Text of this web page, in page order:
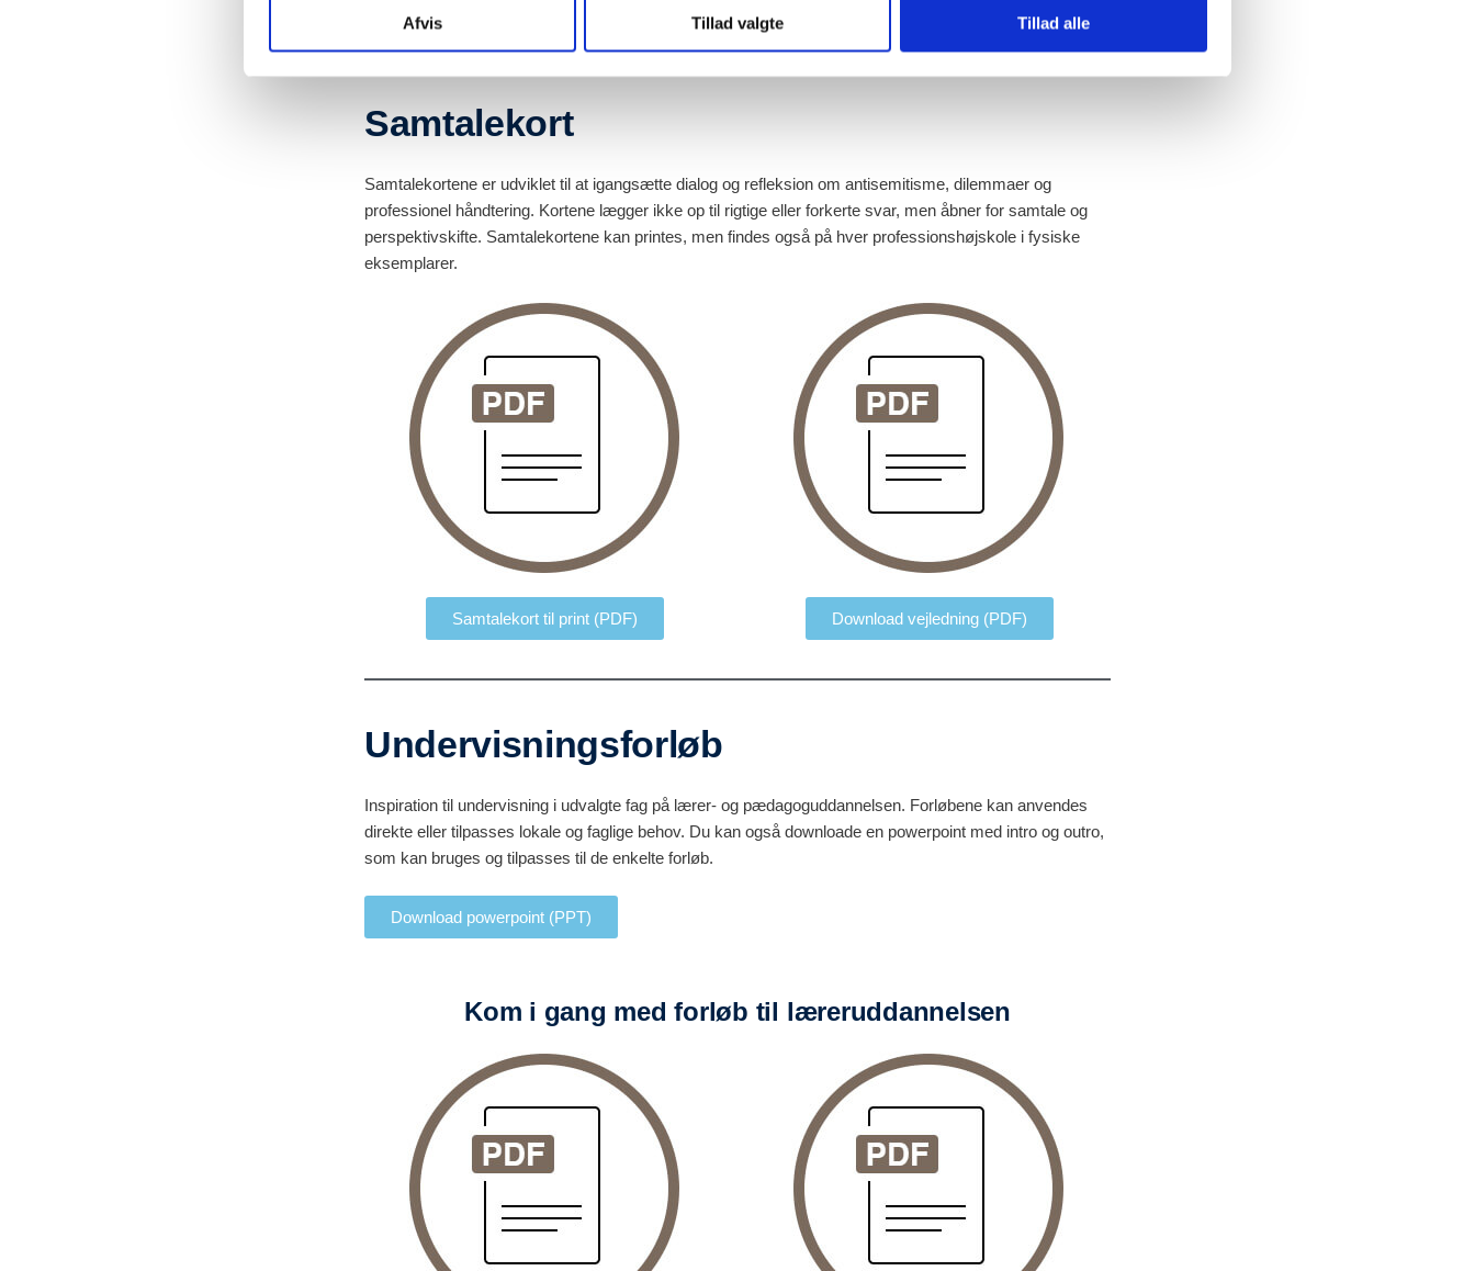
Afvis Tillad valgte Tillad alle
Samtalekort
Samtalekortene er udviklet til at igangsætte dialog og refleksion om antisemitisme, dilemmaer og
professionel håndtering. Kortene lægger ikke op til rigtige eller forkerte svar, men åbner for samtale og
perspektivskifte. Samtalekortene kan printes, men findes også på hver professionshøjskole i fysiske
eksemplarer.
Samtalekort til print (PDF) Download vejledning (PDF)
Undervisningsforløb
Inspiration til undervisning i udvalgte fag på lærer- og pædagoguddannelsen. Forløbene kan anvendes
direkte eller tilpasses lokale og faglige behov. Du kan også downloade en powerpoint med intro og outro,
som kan bruges og tilpasses til de enkelte forløb.
Download powerpoint (PPT)
Kom i gang med forløb til læreruddannelsen